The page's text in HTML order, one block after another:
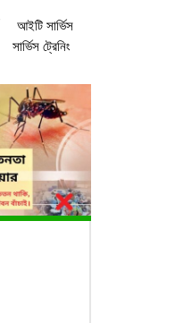
আইটি সার্ভিস
সার্ভিস ট্রেনিং